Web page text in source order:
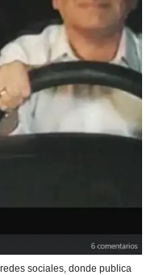
sociales, donde publica